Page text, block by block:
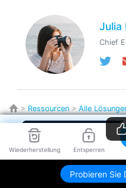
Wiederherstellung Entsperren
Probieren Sie
Julia
Chief
> Ressourcen > Alle
zuverlässige Methoden, um